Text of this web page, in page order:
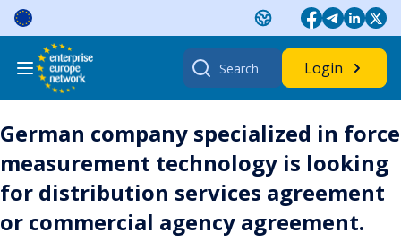
Skip
content
Search
for:
Login
German company specialized in force
measurement technology is looking
for distribution services agreement
or commercial agency agreement.